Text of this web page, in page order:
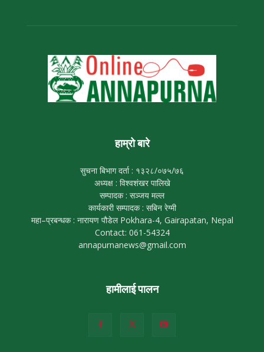
हाम्रो बारे
सुचना बिभाग दर्ता : १३२८/०७५/७६
अध्यक्ष : विश्वशंखर पालिखे
सम्पादक : सञ्जय मल्ल
कार्यकारी सम्पादक : सबिन रेग्मी
महा–प्रबन्धक : नारायण पौडेल Pokhara-4, Gairapatan, Nepal
Contact: 061-54324
annapurnanews@gmail.com
हामीलाई पालन